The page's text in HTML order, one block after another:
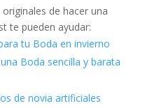
de hacer una
te pueden ayudar:
tu Boda en invierno
Boda sencilla y barata
de novia artificiales